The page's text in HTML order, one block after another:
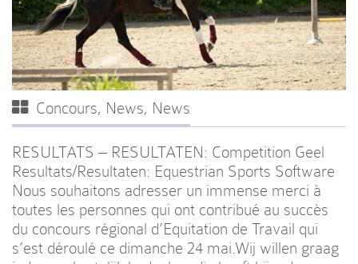
Concours, News, News
RESULTATS – RESULTATEN: Competition Geel
Resultats/Resultaten: Equestrian Sports Software
Nous souhaitons adresser un immense merci à
toutes les personnes qui ont contribué au succès
du concours régional d’Equitation de Travail qui
s’est déroulé ce dimanche 24 mai.Wij willen graag